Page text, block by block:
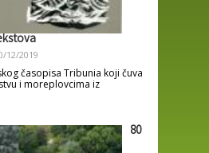
12/2019
časopisa Tribunia koji čuva
i moreplovcima iz
80